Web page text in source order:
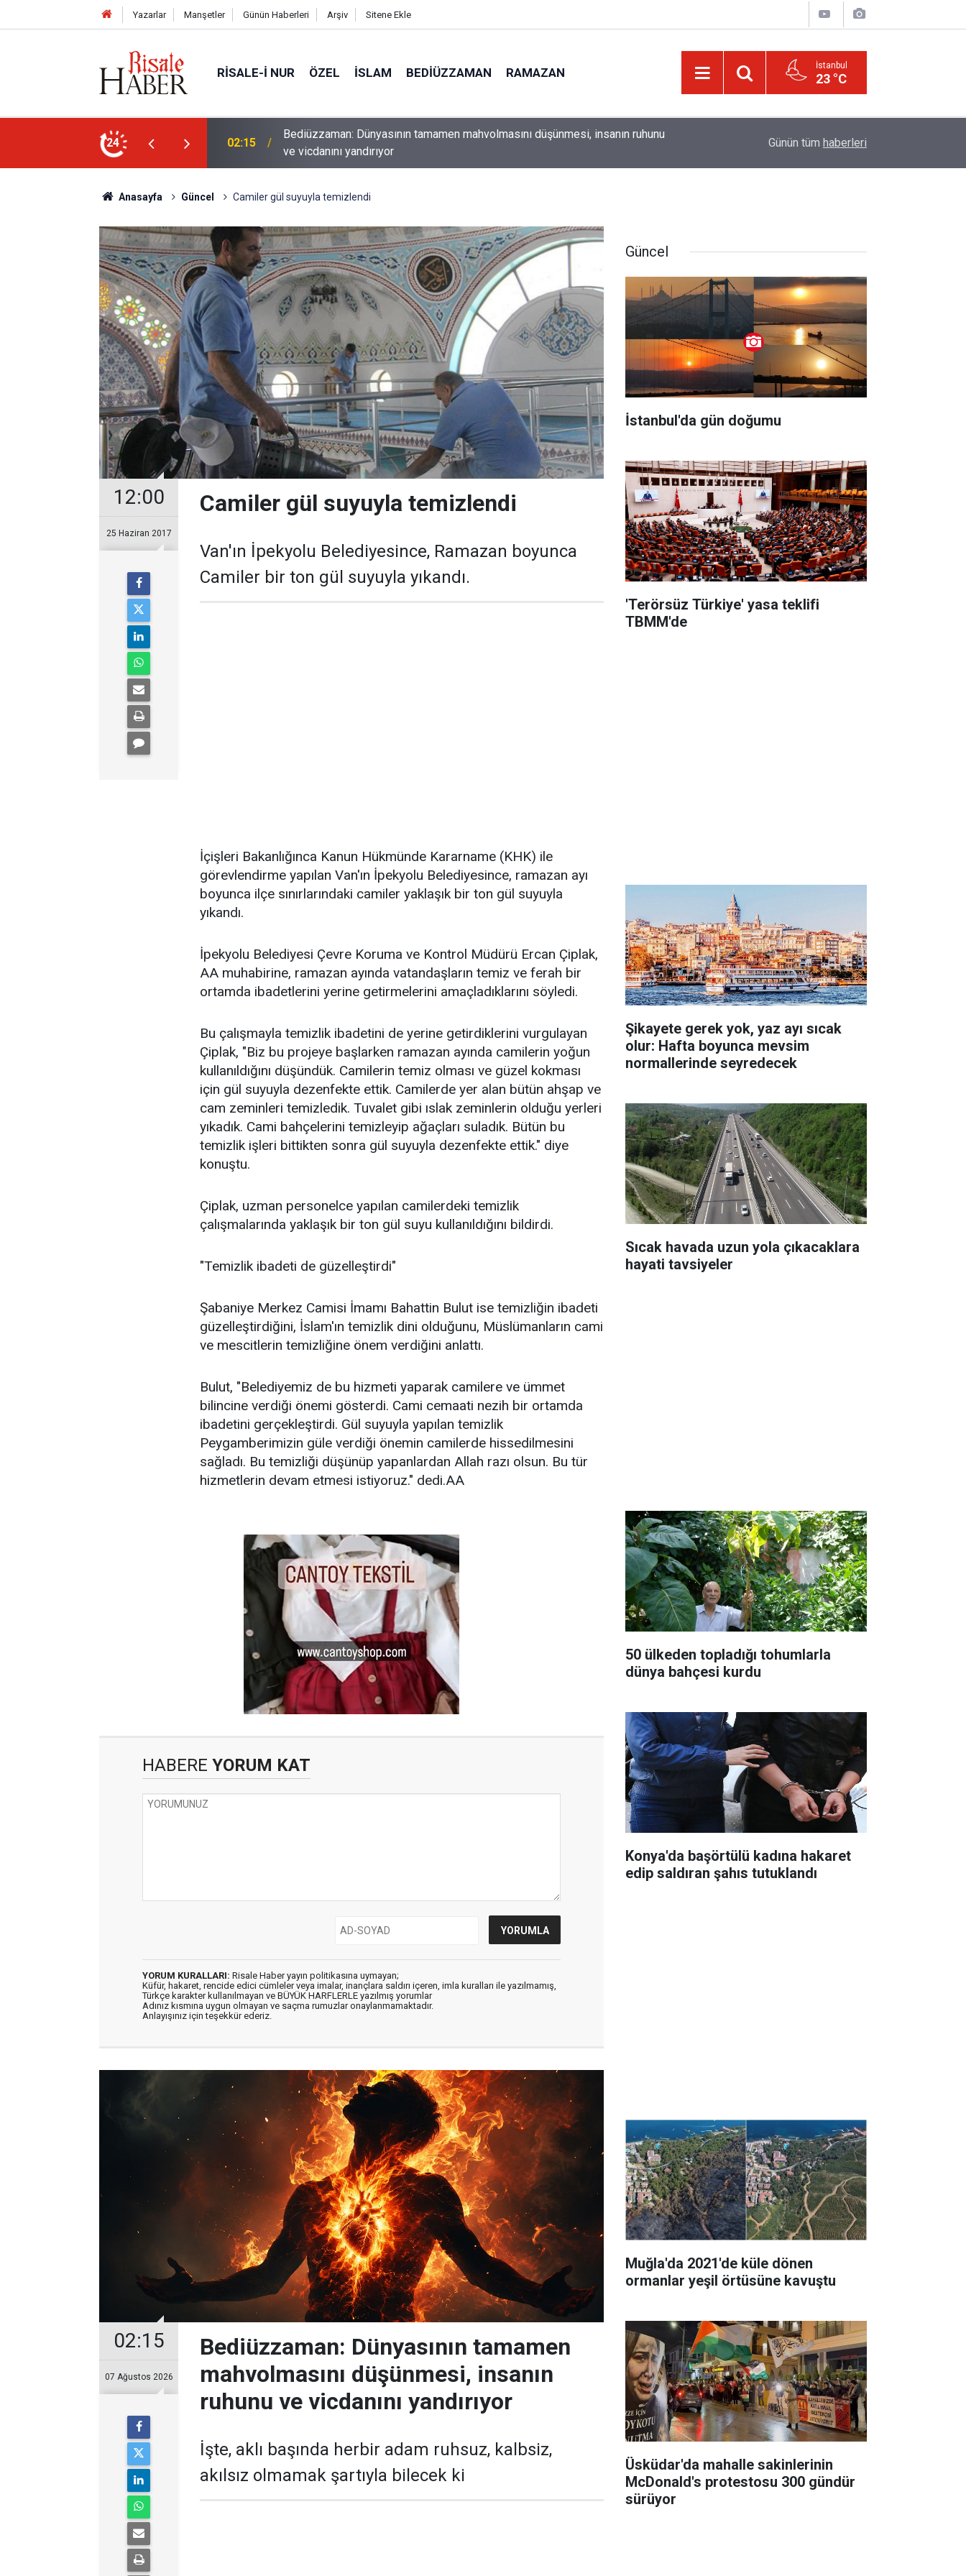
Yazarlar Manşetler Günün Haberleri Arşiv Sitene Ekle
RISALE-I NUR ÖZEL İSLAM BEDIÜZZAMAN RAMAZAN İstanbul
23 °C
24
mahvolmasını düşünmesi, insanın ruhunu
01:45 Paçalarını yerde sürünmeyecek şekilde yukarıda tut Güldüren de O’dur, ağlatan da O’dur, öldüren de
Günün tüm haberleri
Anasayfa Güncel Camiler gül suyuyla temizlendi
12:00
25 Haziran 2017
Camiler gül suyuyla temizlendi
Van'ın İpekyolu Belediyesince, Ramazan boyunca
Camiler bir ton gül suyuyla yıkandı.
İçişleri Bakanlığınca Kanun Hükmünde Kararname (KHK) ile
görevlendirme yapılan Van'ın İpekyolu Belediyesince, ramazan ayı
boyunca ilçe sınırlarındaki camiler yaklaşık bir ton gül suyuyla
yıkandı.
İpekyolu Belediyesi Çevre Koruma ve Kontrol Müdürü Ercan Çiplak,
AA muhabirine, ramazan ayında vatandaşların temiz ve ferah bir
ortamda ibadetlerini yerine getirmelerini amaçladıklarını söyledi.
Bu çalışmayla temizlik ibadetini de yerine getirdiklerini vurgulayan
Çiplak, "Biz bu projeye başlarken ramazan ayında camilerin yoğun
kullanıldığını düşündük. Camilerin temiz olması ve güzel kokması
için gül suyuyla dezenfekte ettik. Camilerde yer alan bütün ahşap ve
cam zeminleri temizledik. Tuvalet gibi ıslak zeminlerin olduğu yerleri
yıkadık. Cami bahçelerini temizleyip ağaçları suladık. Bütün bu
temizlik işleri bittikten sonra gül suyuyla dezenfekte ettik." diye
konuştu.
Çiplak, uzman personelce yapılan camilerdeki temizlik
çalışmalarında yaklaşık bir ton gül suyu kullanıldığını bildirdi.
"Temizlik ibadeti de güzelleştirdi"
Şabaniye Merkez Camisi İmamı Bahattin Bulut ise temizliğin ibadeti
güzelleştirdiğini, İslam'ın temizlik dini olduğunu, Müslümanların cami
ve mescitlerin temizliğine önem verdiğini anlattı.
Bulut, "Belediyemiz de bu hizmeti yaparak camilere ve ümmet
bilincine verdiği önemi gösterdi. Cami cemaati nezih bir ortamda
ibadetini gerçekleştirdi. Gül suyuyla yapılan temizlik
Peygamberimizin güle verdiği önemin camilerde hissedilmesini
sağladı. Bu temizliği düşünüp yapanlardan Allah razı olsun. Bu tür
hizmetlerin devam etmesi istiyoruz." dedi.AA
HABERE YORUM KAT
YORUM KURALLARI: Risale Haber yayın politikasına uymayan;
Küfür, hakaret, rencide edici cümleler veya imalar, inançlara saldırı içeren, imla kuralları ile yazılmamış,
Türkçe karakter kullanılmayan ve BÜYÜK HARFLERLE yazılmış yorumlar
Adınız kısmına uygun olmayan ve saçma rumuzlar onaylanmamaktadır.
Anlayışınız için teşekkür ederiz.
02:15
07 Ağustos 2026
Bediüzzaman: Dünyasının tamamen
mahvolmasını düşünmesi, insanın
ruhunu ve vicdanını yandırıyor
İşte, aklı başında herbir adam ruhsuz, kalbsiz,
akılsız olmamak şartıyla bilecek ki
Güncel
İstanbul'da gün doğumu
'Terörsüz Türkiye' yasa teklifi
TBMM'de
Şikayete gerek yok, yaz ayı sıcak
olur: Hafta boyunca mevsim
normallerinde seyredecek
Sıcak havada uzun yola çıkacaklara
hayati tavsiyeler
50 ülkeden topladığı tohumlarla
dünya bahçesi kurdu
Konya'da başörtülü kadına hakaret
edip saldıran şahıs tutuklandı
Muğla'da 2021'de küle dönen
ormanlar yeşil örtüsüne kavuştu
Üsküdar'da mahalle sakinlerinin
McDonald's protestosu 300 gündür
sürüyor